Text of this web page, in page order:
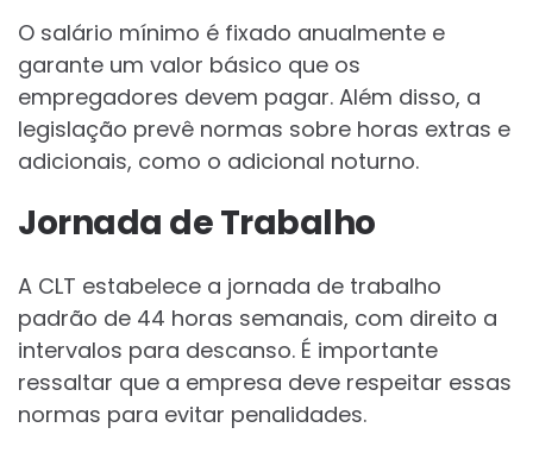
O salário mínimo é fixado anualmente e
garante um valor básico que os
empregadores devem pagar. Além disso, a
legislação prevê normas sobre horas extras e
adicionais, como o adicional noturno.
Jornada de Trabalho
A CLT estabelece a jornada de trabalho
padrão de 44 horas semanais, com direito a
intervalos para descanso. É importante
ressaltar que a empresa deve respeitar essas
normas para evitar penalidades.